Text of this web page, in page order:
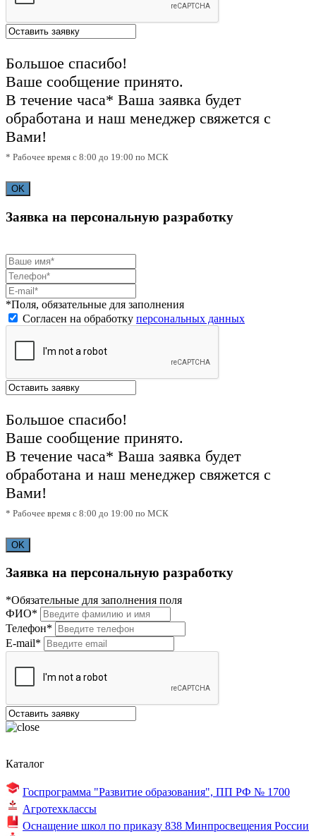
Большое спасибо!
Ваше сообщение принято.
В течение часа* Ваша заявка будет
обработана и наш менеджер свяжется с
Вами!
* Рабочее время с 8:00 до 19:00 по МСК
OK
Заявка на персональную разработку
*Поля, обязательные для заполнения
Согласен на обработку персональных данных
Большое спасибо!
Ваше сообщение принято.
В течение часа* Ваша заявка будет
обработана и наш менеджер свяжется с
Вами!
* Рабочее время с 8:00 до 19:00 по МСК
OK
Заявка на персональную разработку
*Обязательные для заполнения поля
ФИО*
Телефон*
E-mail*
Каталог
Госпрограмма "Развитие образования", ПП РФ № 1700
Агротехклассы
Оснащение школ по приказу 838 Минпросвещения России